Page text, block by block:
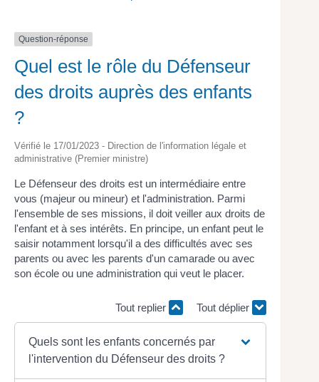
Question-réponse
Quel est le rôle du Défenseur
des droits auprès des enfants
?
Vérifié le 17/01/2023 - Direction de l'information légale et
administrative (Premier ministre)
Le Défenseur des droits est un intermédiaire entre
vous (majeur ou mineur) et l'administration. Parmi
l'ensemble de ses missions, il doit veiller aux droits de
l'enfant et à ses intérêts. En principe, un enfant peut le
saisir notamment lorsqu'il a des difficultés avec ses
parents ou avec les parents d'un camarade ou avec
son école ou une administration qui veut le placer.
Tout replier Tout déplier
Quels sont les enfants concernés par
l'intervention du Défenseur des droits ?